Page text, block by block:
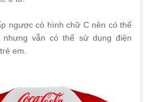
ngược có hình chữ C nên có thể
vẫn có thể sử dụng điện
em.